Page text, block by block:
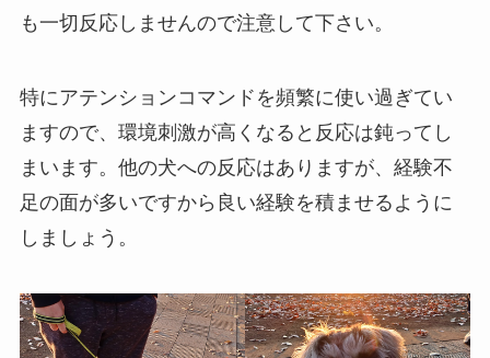
も一切反応しませんので注意して下さい。
特にアテンションコマンドを頻繁に使い過ぎてい
ますので、環境刺激が高くなると反応は鈍ってし
まいます。他の犬への反応はありますが、経験不
足の面が多いですから良い経験を積ませるように
しましょう。